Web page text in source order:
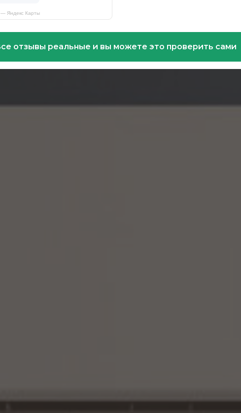
— Яндекс Карты
отзывы реальные и вы можете это проверить сами